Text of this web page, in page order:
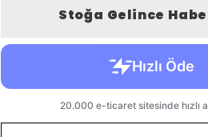
Stoğa Gelince